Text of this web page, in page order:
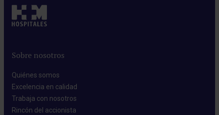
Sobre nosotros
Quiénes somos​
Excelencia en calidad​
Trabaja con nosotros​
Rincón del accionista​